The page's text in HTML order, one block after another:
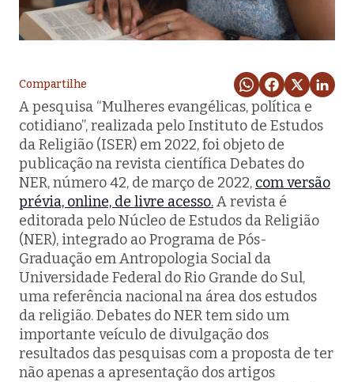
Compartilhe
A pesquisa “Mulheres evangélicas, política e
cotidiano”, realizada pelo Instituto de Estudos
da Religião (ISER) em 2022, foi objeto de
publicação na revista científicaDebates do
NER,número 42, de março de 2022, com versão
prévia, online, de livre acesso.A revista é
editorada pelo Núcleo de Estudos da Religião
(NER), integrado ao Programa de Pós-
Graduação em Antropologia Social da
Universidade Federal do Rio Grande do Sul,
uma referência nacional na área dos estudos
da religião.Debates do NERtem sido um
importante veículo de divulgação dos
resultados das pesquisas com a proposta de ter
não apenas a apresentação dos artigos